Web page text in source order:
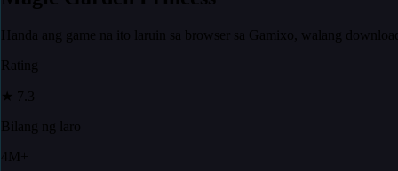
Handa ang game na ito laruin sa browser sa Gamixo, walang
Rating
★ 7.3
Bilang ng laro
4M+